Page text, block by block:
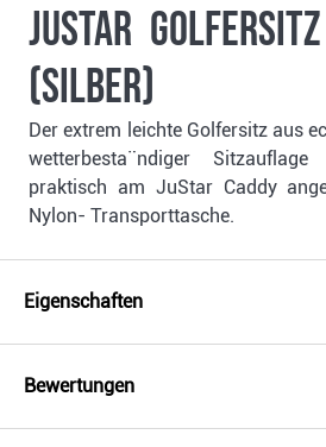
JuStar
(silber)
Der extrem leichte Golfersitz aus
wetterbesta¨ndiger
praktisch am JuStar Caddy
Nylon- Transporttasche.
Eigenschaften
Bewertungen